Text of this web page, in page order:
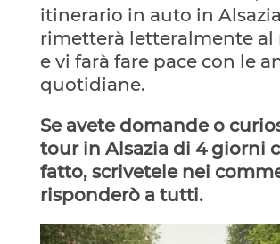
itinerario in auto in
rimetterà letteralmente al
e vi farà fare pace con le
quotidiane.
Se avete domande o
tour in Alsazia di 4 giorni
fatto, scrivetele nei
risponderò a tutti.